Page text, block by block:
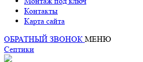
Контакты
Карта сайта
ОБРАТНЫЙ ЗВОНОК МЕНЮ
Септики